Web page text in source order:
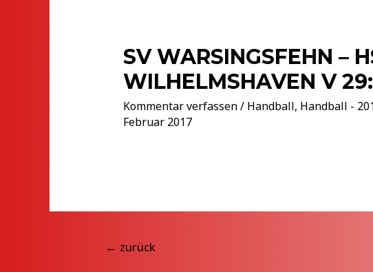
SV WARSINGSFEHN –
WILHELMSHAVEN V
Kommentar verfassen/ Handball, Handball -
Februar 2017
Beitragsnavigation
← zurück